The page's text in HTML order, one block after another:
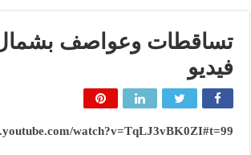
تساقطات وعواصف بشمال
فيديو
watch?v=TqLJ3vBK0ZI#t=99